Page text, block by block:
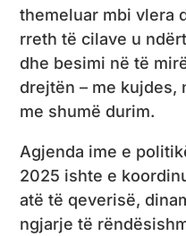
themeluar mbi vlera
rreth të cilave u
dhe besimi në të
drejtën – me kujdes,
me shumë durim.
Agjenda ime e
2025 ishte e
atë të qeverisë,
ngjarje të